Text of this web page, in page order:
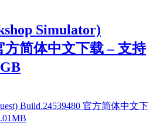
Simulator)
方简体中文下载 – 支持